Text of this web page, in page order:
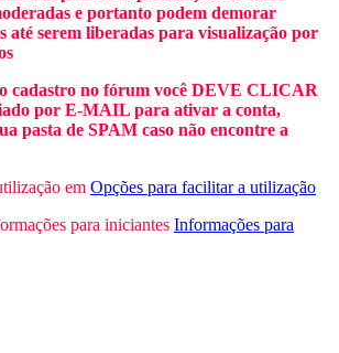
e portanto podem demorar
até serem liberadas para visualização por
cadastro no fórum você DEVE CLICAR
por E-MAIL para ativar a conta,
pasta de SPAM caso não encontre a
em Opções para facilitar a utilização
para iniciantes Informações para